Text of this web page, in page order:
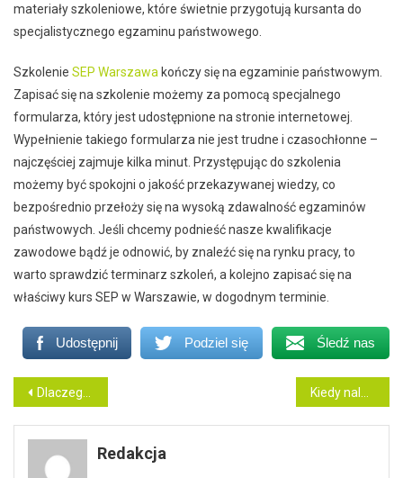
materiały szkoleniowe, które świetnie przygotują kursanta do
specjalistycznego egzaminu państwowego.
Szkolenie SEP Warszawa kończy się na egzaminie państwowym.
Zapisać się na szkolenie możemy za pomocą specjalnego
formularza, który jest udostępnione na stronie internetowej.
Wypełnienie takiego formularza nie jest trudne i czasochłonne –
najczęściej zajmuje kilka minut. Przystępując do szkolenia
możemy być spokojni o jakość przekazywanej wiedzy, co
bezpośrednio przełoży się na wysoką zdawalność egzaminów
państwowych. Jeśli chcemy podnieść nasze kwalifikacje
zawodowe bądź je odnowić, by znaleźć się na rynku pracy, to
warto sprawdzić terminarz szkoleń, a kolejno zapisać się na
właściwy kurs SEP w Warszawie, w dogodnym terminie.
Udostępnij Podziel się Śledź nas
Nawigacja
wpisu
Dlaczego wybrać stomatologię w Poznaniu?
Redakcja